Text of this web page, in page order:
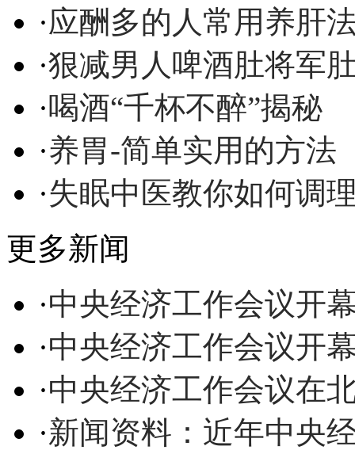
·应酬多的人常用养肝
·狠减男人啤酒肚将军
·喝酒“千杯不醉”揭秘
·养胃-简单实用的方法
·失眠中医教你如何调
更多新闻
·中央经济工作会议开
·中央经济工作会议开
·中央经济工作会议在
·新闻资料：近年中央